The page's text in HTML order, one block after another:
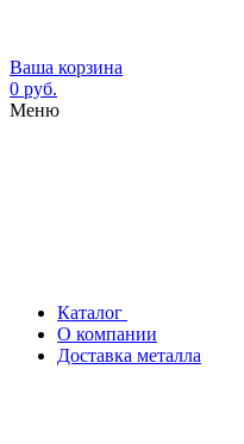
Ваша корзина
0 руб.
Меню
Каталог
О компании
Доставка металла